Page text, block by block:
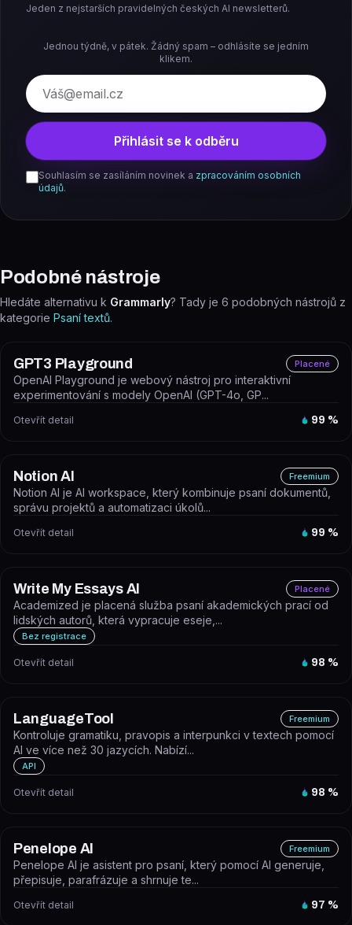
Jeden z nejstarších pravidelných českých AI newsletterů.
Jednou týdně, v pátek. Žádný spam – odhlásíte se jedním
klikem.
E-mail
Přihlásit se k odběru
Souhlasím se zasíláním novinek a zpracováním osobních
údajů.
Podobné nástroje
Hledáte alternativu k Grammarly? Tady je 6 podobných nástrojů z
kategorie Psaní textů.
GPT3 Playground Placené
OpenAI Playground je webový nástroj pro interaktivní
experimentování s modely OpenAI (GPT-4o, GP...
Otevřít detail 99 %
Notion AI Freemium
Notion AI je AI workspace, který kombinuje psaní dokumentů,
správu projektů a automatizaci úkolů...
Otevřít detail 99 %
Write My Essays AI Placené
Academized je placená služba psaní akademických prací od
lidských autorů, která vypracuje eseje,...
Bez registrace
Otevřít detail 98 %
LanguageTool Freemium
Kontroluje gramatiku, pravopis a interpunkci v textech pomocí
AI ve více než 30 jazycích. Nabízí...
API
Otevřít detail 98 %
Penelope AI Freemium
Penelope AI je asistent pro psaní, který pomocí AI generuje,
přepisuje, parafrázuje a shrnuje te...
Otevřít detail 97 %